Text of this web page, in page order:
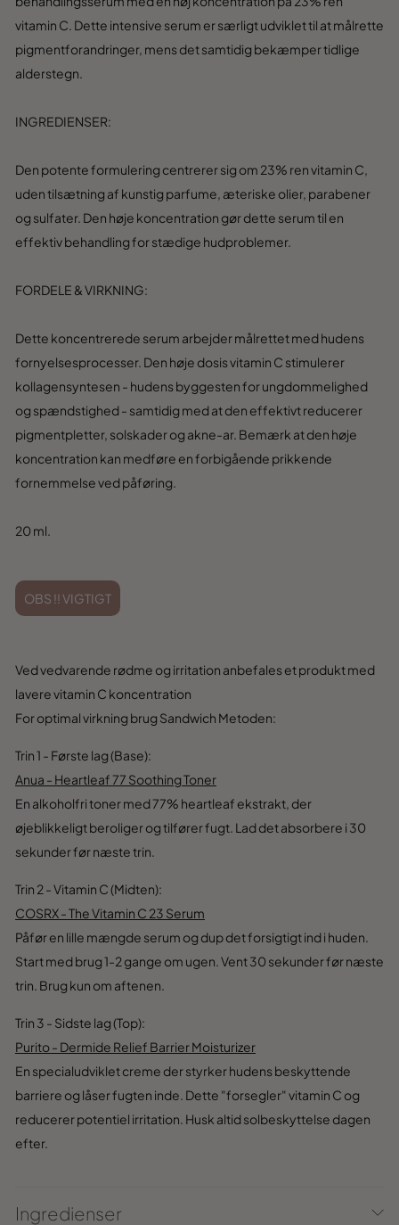
vitamin C. Dette intensive serum er særligt udviklet til at målrette
pigmentforandringer, mens det samtidig bekæmper tidlige
alderstegn.
INGREDIENSER:
Den potente formulering centrerer sig om 23% ren vitamin C,
uden tilsætning af kunstig parfume, æteriske olier, parabener
og sulfater. Den høje koncentration gør dette serum til en
effektiv behandling for stædige hudproblemer.
FORDELE & VIRKNING:
Dette koncentrerede serum arbejder målrettet med hudens
fornyelsesprocesser. Den høje dosis vitamin C stimulerer
kollagensyntesen - hudens byggesten for ungdommelighed
og spændstighed - samtidig med at den effektivt reducerer
pigmentpletter, solskader og akne-ar. Bemærk at den høje
koncentration kan medføre en forbigående prikkende
fornemmelse ved påføring.
20 ml.
OBS !! VIGTIGT
Ved vedvarende rødme og irritation anbefales et produkt med
lavere vitamin C koncentration
For optimal virkning brug Sandwich Metoden:
Trin 1 - Første lag (Base):
Anua - Heartleaf 77 Soothing Toner
En alkoholfri toner med 77% heartleaf ekstrakt, der
øjeblikkeligt beroliger og tilfører fugt. Lad det absorbere i 30
sekunder før næste trin.
Trin 2 - Vitamin C (Midten):
COSRX - The Vitamin C 23 Serum
Påfør en lille mængde serum og dup det forsigtigt ind i huden.
Start med brug 1-2 gange om ugen. Vent 30 sekunder før næste
trin. Brug kun om aftenen.
Trin 3 - Sidste lag (Top):
Purito - Dermide Relief Barrier Moisturizer
En specialudviklet creme der styrker hudens beskyttende
barriere og låser fugten inde. Dette "forsegler" vitamin C og
reducerer potentiel irritation. Husk altid solbeskyttelse dagen
efter.
Ingredienser